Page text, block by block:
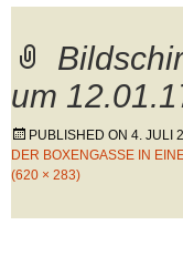
um
PUBLISHED ON 4. JULI
DER BOXENGASSE IN
(620 × 283)